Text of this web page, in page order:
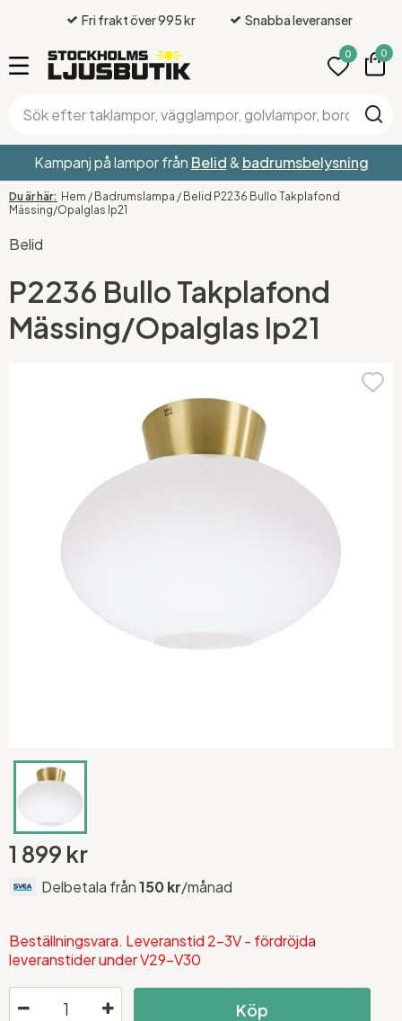
Fri frakt över 995 kr Snabba leveranser
0 0
Kampanj på lampor från Belid& badrumsbelysning
Hem / Badrumslampa / Belid P2236 Bullo Takplafond
Mässing/Opalglas Ip21
Belid
P2236 Bullo Takplafond
Mässing/Opalglas Ip21
1 899 kr
Delbetala från150 kr/månad
Beställningsvara. Leveranstid 2-3V - fördröjda
leveranstider under V29-V30
Köp